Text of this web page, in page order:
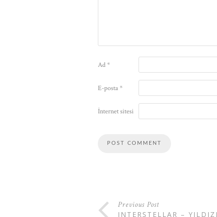
Ad*
E-posta*
İnternet sitesi
Previous Post
INTERSTELLAR –